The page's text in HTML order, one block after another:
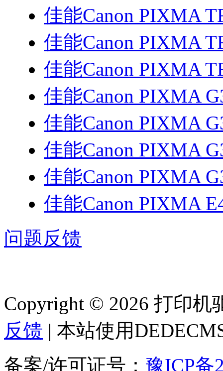
佳能Canon PIXMA
佳能Canon PIXMA
佳能Canon PIXMA
佳能Canon PIXMA
佳能Canon PIXMA
佳能Canon PIXMA
佳能Canon PIXMA
佳能Canon PIXMA
问题反馈
Copyright © 2026 打印
反馈 | 本站使用
备案/许可证号： 豫ICP备